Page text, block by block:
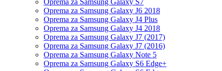
Oprema za Samsung Galaxy S7
Oprema za Samsung Galaxy J6 2018
Oprema za Samsung Galaxy J4 Plus
Oprema za Samsung Galaxy J4 2018
Oprema za Samsung Galaxy J7 (2017)
Oprema za Samsung Galaxy J7 (2016)
Oprema za Samsung Galaxy Note 5
Oprema za Samsung Galaxy S6 Edge+